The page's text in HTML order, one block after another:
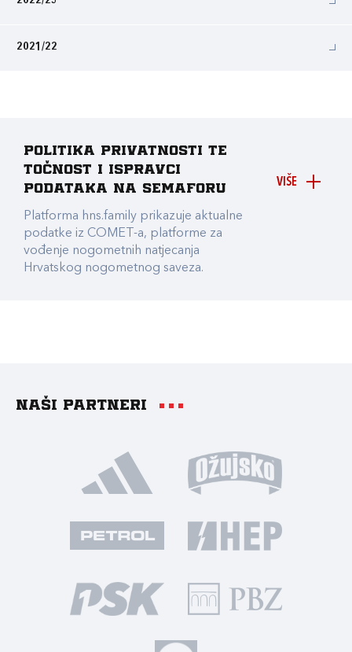
2021/22
VIŠE
Politika privatnosti te
točnost i ispravci
podataka na Semaforu
Platforma hns.family prikazuje aktualne
podatke iz COMET-a, platforme za
vođenje nogometnih natjecanja
Hrvatskog nogometnog saveza.
Naši partneri